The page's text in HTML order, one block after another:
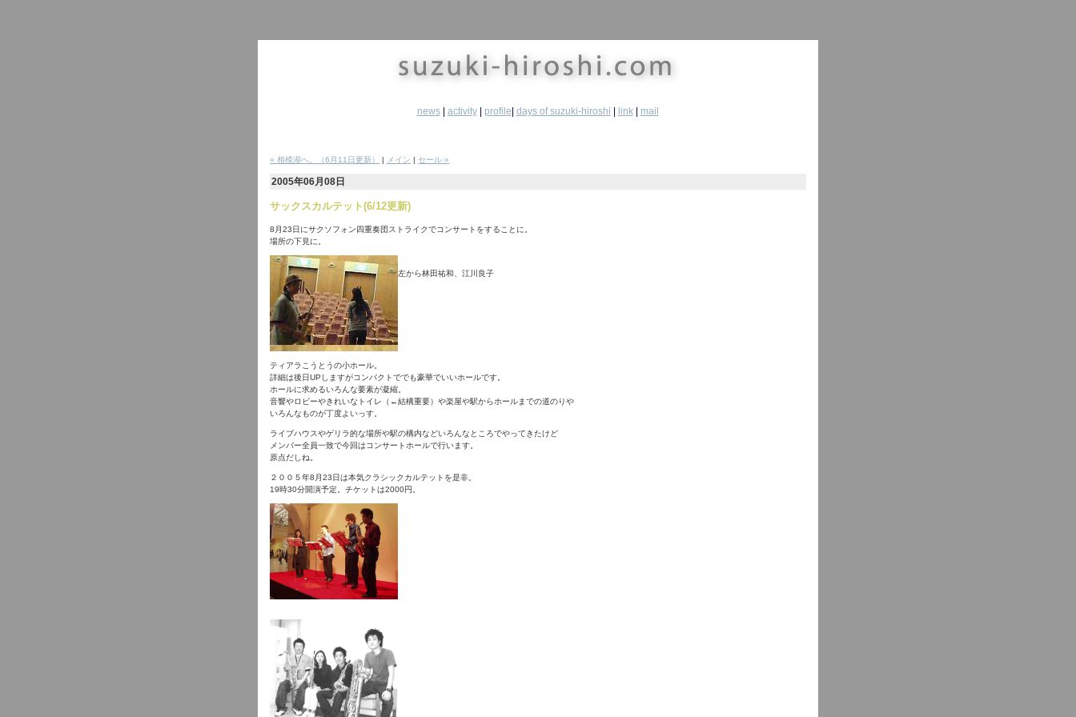
news| activity| profile days of suzuki-hiroshi link| mail
« 相模湖へ。（6月11日更新） | メイン | セール »
2005年06月08日
サックスカルテット(6/12更新)
8月23日にサクソフォン四重奏団ストライクでコンサートをすることに。
場所の下見に。
左から林田祐和、江川良子
ティアラこうとうの小ホール。
詳細は後日UPしますがコンパクトででも豪華でいいホールです。
ホールに求めるいろんな要素が凝縮。
音響やロビーやきれいなトイレ（←結構重要）や楽屋や駅からホールまでの道のりや
いろんなものが丁度よいっす。
ライブハウスやゲリラ的な場所や駅の構内などいろんなところでやってきたけど
メンバー全員一致で今回はコンサートホールで行います。
原点だしね。
２００５年8月23日は本気クラシックカルテットを是非。
19時30分開演予定。チケットは2000円。